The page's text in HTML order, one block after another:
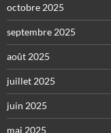
octobre 2025
septembre 2025
août 2025
juillet 2025
juin 2025
mai 2025